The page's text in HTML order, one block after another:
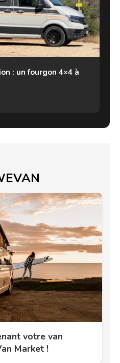
: un fourgon 4×4 à
votre van
Market !